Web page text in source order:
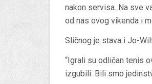
nakon servisa. Na sve
od nas ovog vikenda i
Sličnog je stava i Jo-
“Igrali su odličan tenis
izgubili. Bili smo